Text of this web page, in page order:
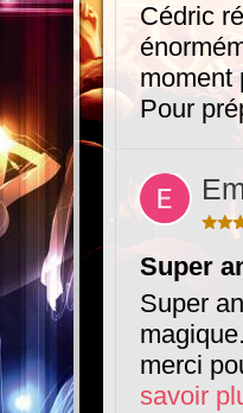
Cédric
moment
Pour
Super
Super
merci
savoir